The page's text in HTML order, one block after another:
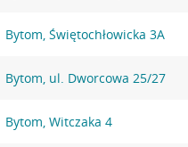
Bytom, Świętochłowicka 3A
Bytom, ul. Dworcowa 25/27
Bytom, Witczaka 4